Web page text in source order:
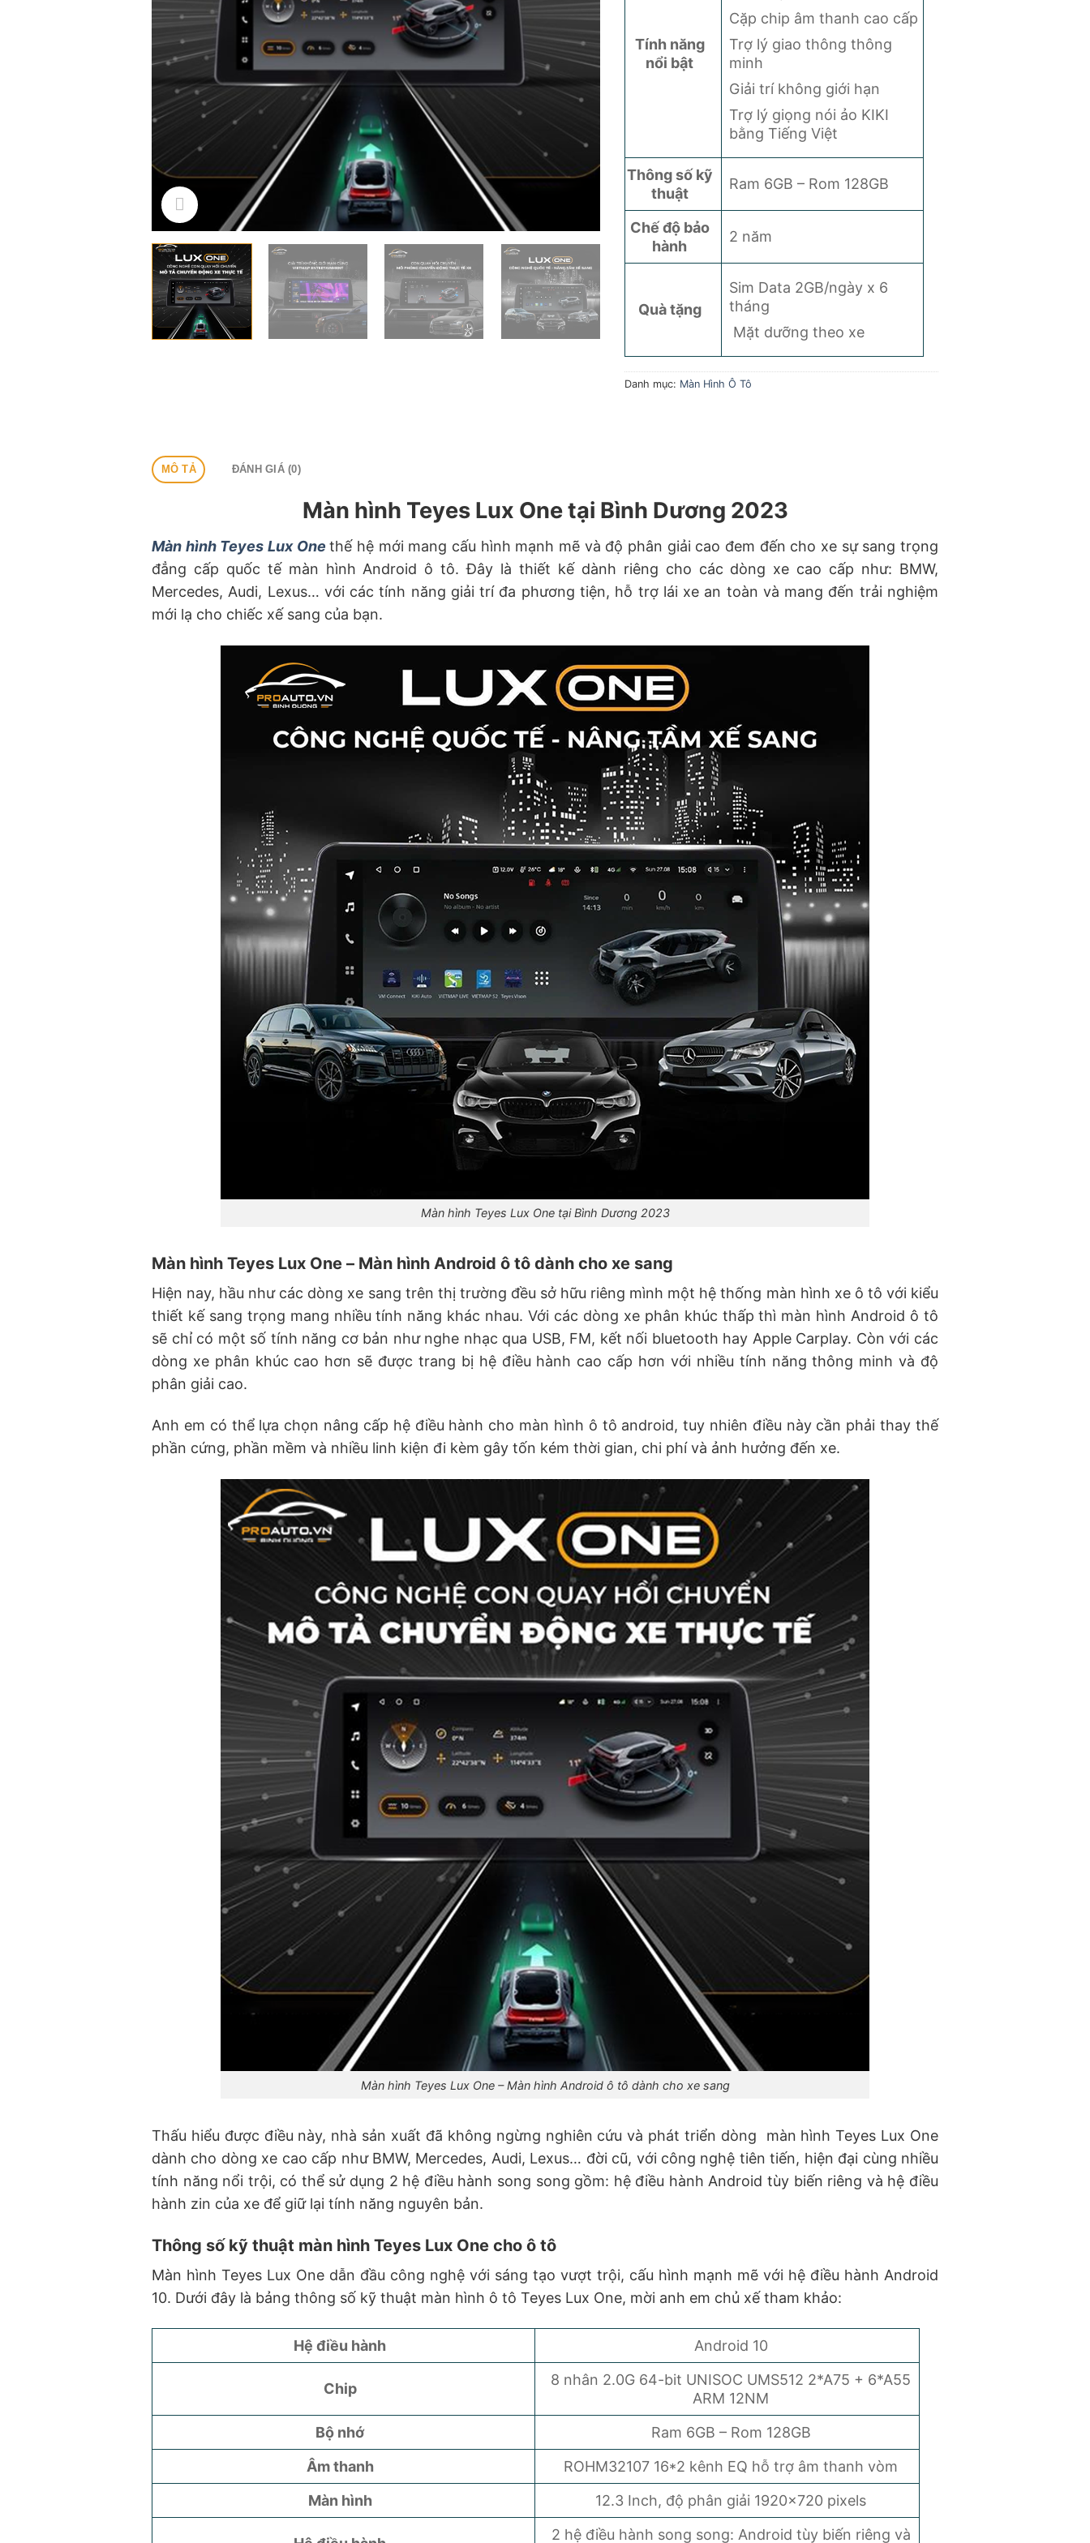
Tính năng
nổi bật
Cặp chip âm thanh cao cấp
Trợ lý giao thông thông
minh
Giải trí không giới hạn
Trợ lý giọng nói ảo KIKI
bằng Tiếng Việt
Thông số kỹ
thuật
Ram 6GB – Rom 128GB
Chế độ bảo
hành
2 năm
Quà tặng
Sim Data 2GB/ngày x 6
tháng
Mặt dưỡng theo xe
Danh mục: Màn Hình Ô Tô
MÔ TẢ ĐÁNH GIÁ (0)
Màn hình Teyes Lux One tại Bình Dương 2023
Màn hình Teyes Lux Onethế hệ mới mang cấu hình mạnh mẽ và độ phân giải cao đem đến cho xe sự sang trọng
đẳng cấp quốc tế màn hình Android ô tô. Đây là thiết kế dành riêng cho các dòng xe cao cấp như: BMW,
Mercedes, Audi, Lexus… với các tính năng giải trí đa phương tiện, hỗ trợ lái xe an toàn và mang đến trải nghiệm
mới lạ cho chiếc xế sang của bạn.
Màn hình Teyes Lux One tại Bình Dương 2023
Màn hình Teyes Lux One – Màn hình Android ô tô dành cho xe sang
Hiện nay, hầu như các dòng xe sang trên thị trường đều sở hữu riêng mình một hệ thống màn hình xe ô tô với kiểu
thiết kế sang trọng mang nhiều tính năng khác nhau. Với các dòng xe phân khúc thấp thì màn hình Android ô tô
sẽ chỉ có một số tính năng cơ bản như nghe nhạc qua USB, FM, kết nối bluetooth hay Apple Carplay. Còn với các
dòng xe phân khúc cao hơn sẽ được trang bị hệ điều hành cao cấp hơn với nhiều tính năng thông minh và độ
phân giải cao.
Anh em có thể lựa chọn nâng cấp hệ điều hành cho màn hình ô tô android, tuy nhiên điều này cần phải thay thế
phần cứng, phần mềm và nhiều linh kiện đi kèm gây tốn kém thời gian, chi phí và ảnh hưởng đến xe.
Màn hình Teyes Lux One – Màn hình Android ô tô dành cho xe sang
Thấu hiểu được điều này, nhà sản xuất đã không ngừng nghiên cứu và phát triển dòng màn hình Teyes Lux One
dành cho dòng xe cao cấp như BMW, Mercedes, Audi, Lexus… đời cũ, với công nghệ tiên tiến, hiện đại cùng nhiều
tính năng nổi trội, có thể sử dụng 2 hệ điều hành song song gồm: hệ điều hành Android tùy biến riêng và hệ điều
hành zin của xe để giữ lại tính năng nguyên bản.
Thông số kỹ thuật màn hình Teyes Lux One cho ô tô
Màn hình Teyes Lux One dẫn đầu công nghệ với sáng tạo vượt trội, cấu hình mạnh mẽ với hệ điều hành Android
10. Dưới đây là bảng thông số kỹ thuật màn hình ô tô Teyes Lux One, mời anh em chủ xế tham khảo:
Hệ điều hành Android 10
Chip
8 nhân 2.0G 64-bit UNISOC UMS512 2*A75 + 6*A55
ARM 12NM
Bộ nhớ
Ram 6GB – Rom 128GB
Âm thanh
ROHM32107 16*2 kênh EQ hỗ trợ âm thanh vòm
Màn hình
12.3 Inch, độ phân giải 1920×720 pixels
2 hệ điều hành song song: Android tùy biến riêng và